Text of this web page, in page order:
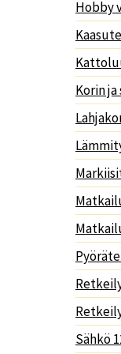
Hobby
Korin
Sähkö